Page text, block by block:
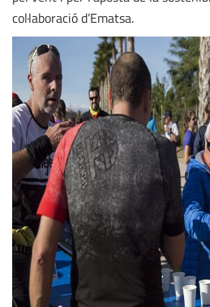
col·laboració d’Ematsa.